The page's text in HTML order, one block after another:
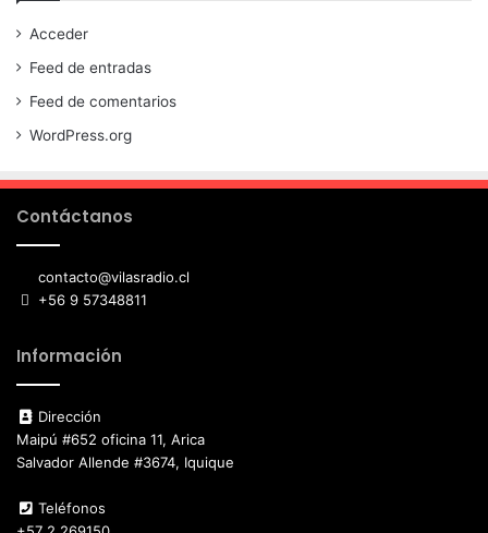
Acceder
Feed de entradas
Feed de comentarios
WordPress.org
Contáctanos
contacto@vilasradio.cl
+56 9 57348811
Información
Dirección
Maipú #652 oficina 11, Arica
Salvador Allende #3674, Iquique
Teléfonos